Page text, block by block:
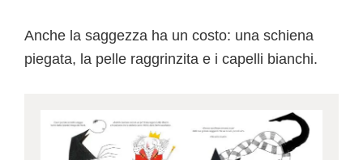
Anche la saggezza ha un costo: una schiena
piegata, la pelle raggrinzita e i capelli bianchi.